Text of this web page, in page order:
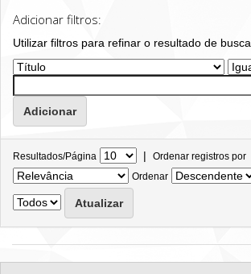
Adicionar filtros:
Utilizar filtros para refinar o resultado de busca.
Resultados/Página | Ordenar registros por
Ordenar